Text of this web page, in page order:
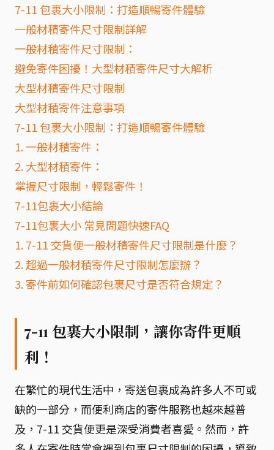
7-11 包裹大小限制：打造順暢寄件體驗
一般材積寄件尺寸限制詳解
一般材積寄件尺寸限制：
避免寄件困擾！大型材積寄件尺寸大解析
大型材積寄件尺寸限制
大型材積寄件注意事項
7-11 包裹大小限制：打造順暢寄件體驗
1. 一般材積寄件：
2. 大型材積寄件：
掌握尺寸限制，輕鬆寄件！
7-11包裹大小結論
7-11包裹大小 常見問題快速FAQ
1. 7-11 交貨便一般材積寄件尺寸限制是什麼？
2. 超過一般材積寄件尺寸限制怎麼辦？
3. 寄件前如何確認包裹尺寸是否符合規定？
7-11 包裹大小限制，讓你寄件更順
利！
在繁忙的現代生活中，寄送包裹成為許多人不可或
缺的一部分，而便利商店的寄件服務也越來越普
及，7-11 交貨便更是深受消費者喜愛。然而，許